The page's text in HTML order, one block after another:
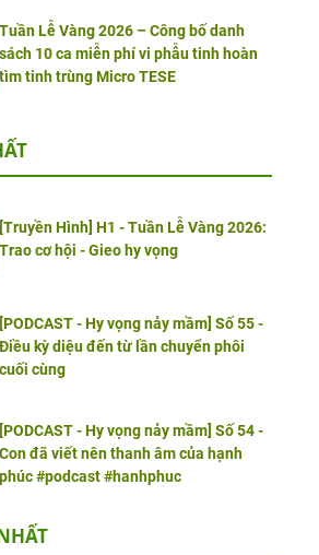
Tuần Lễ Vàng 2026 – Công bố danh
sách 10 ca miễn phí vi phẫu tinh hoàn
tìm tinh trùng Micro TESE
[Truyền Hình] H1 - Tuần Lễ Vàng 2026:
Trao cơ hội - Gieo hy vọng
[PODCAST - Hy vọng nảy mầm] Số 55 -
kỳ diệu đến từ lần chuyển phôi
cuối cùng
[PODCAST - Hy vọng nảy mầm] Số 54 -
Con đã viết nên thanh âm của hạnh
phúc #podcast #hanhphuc